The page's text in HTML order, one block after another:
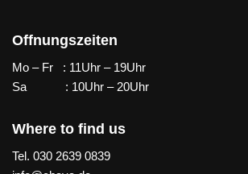
Offnungszeiten
Mo – Fr : 11Uhr – 19Uhr
Sa : 10Uhr – 20Uhr
Where to find us
Tel. 030 2639 0839